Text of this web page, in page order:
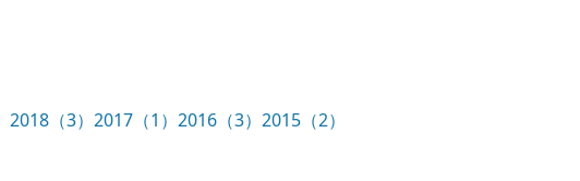
2018（3） 2017（1） 2016（3） 2015（2）